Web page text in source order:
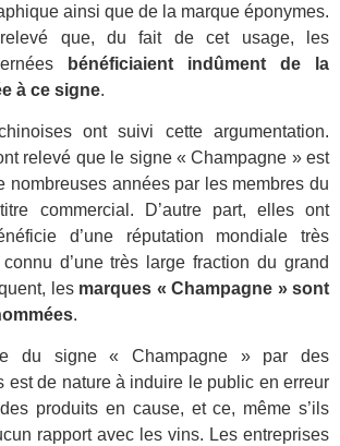
ainsi que de la marque éponymes.
relevé que, du fait de cet usage, les
bénéficiaient indûment de la
à ce signe.
ont suivi cette argumentation.
relevé que le signe « Champagne » est
nombreuses années par les membres du
commercial. D’autre part, elles ont
d’une réputation mondiale très
d’une très large fraction du grand
les marques « Champagne » sont
.
du signe « Champagne » par des
est de nature à induire le public en erreur
produits en cause, et ce, même s’ils
rapport avec les vins. Les entreprises